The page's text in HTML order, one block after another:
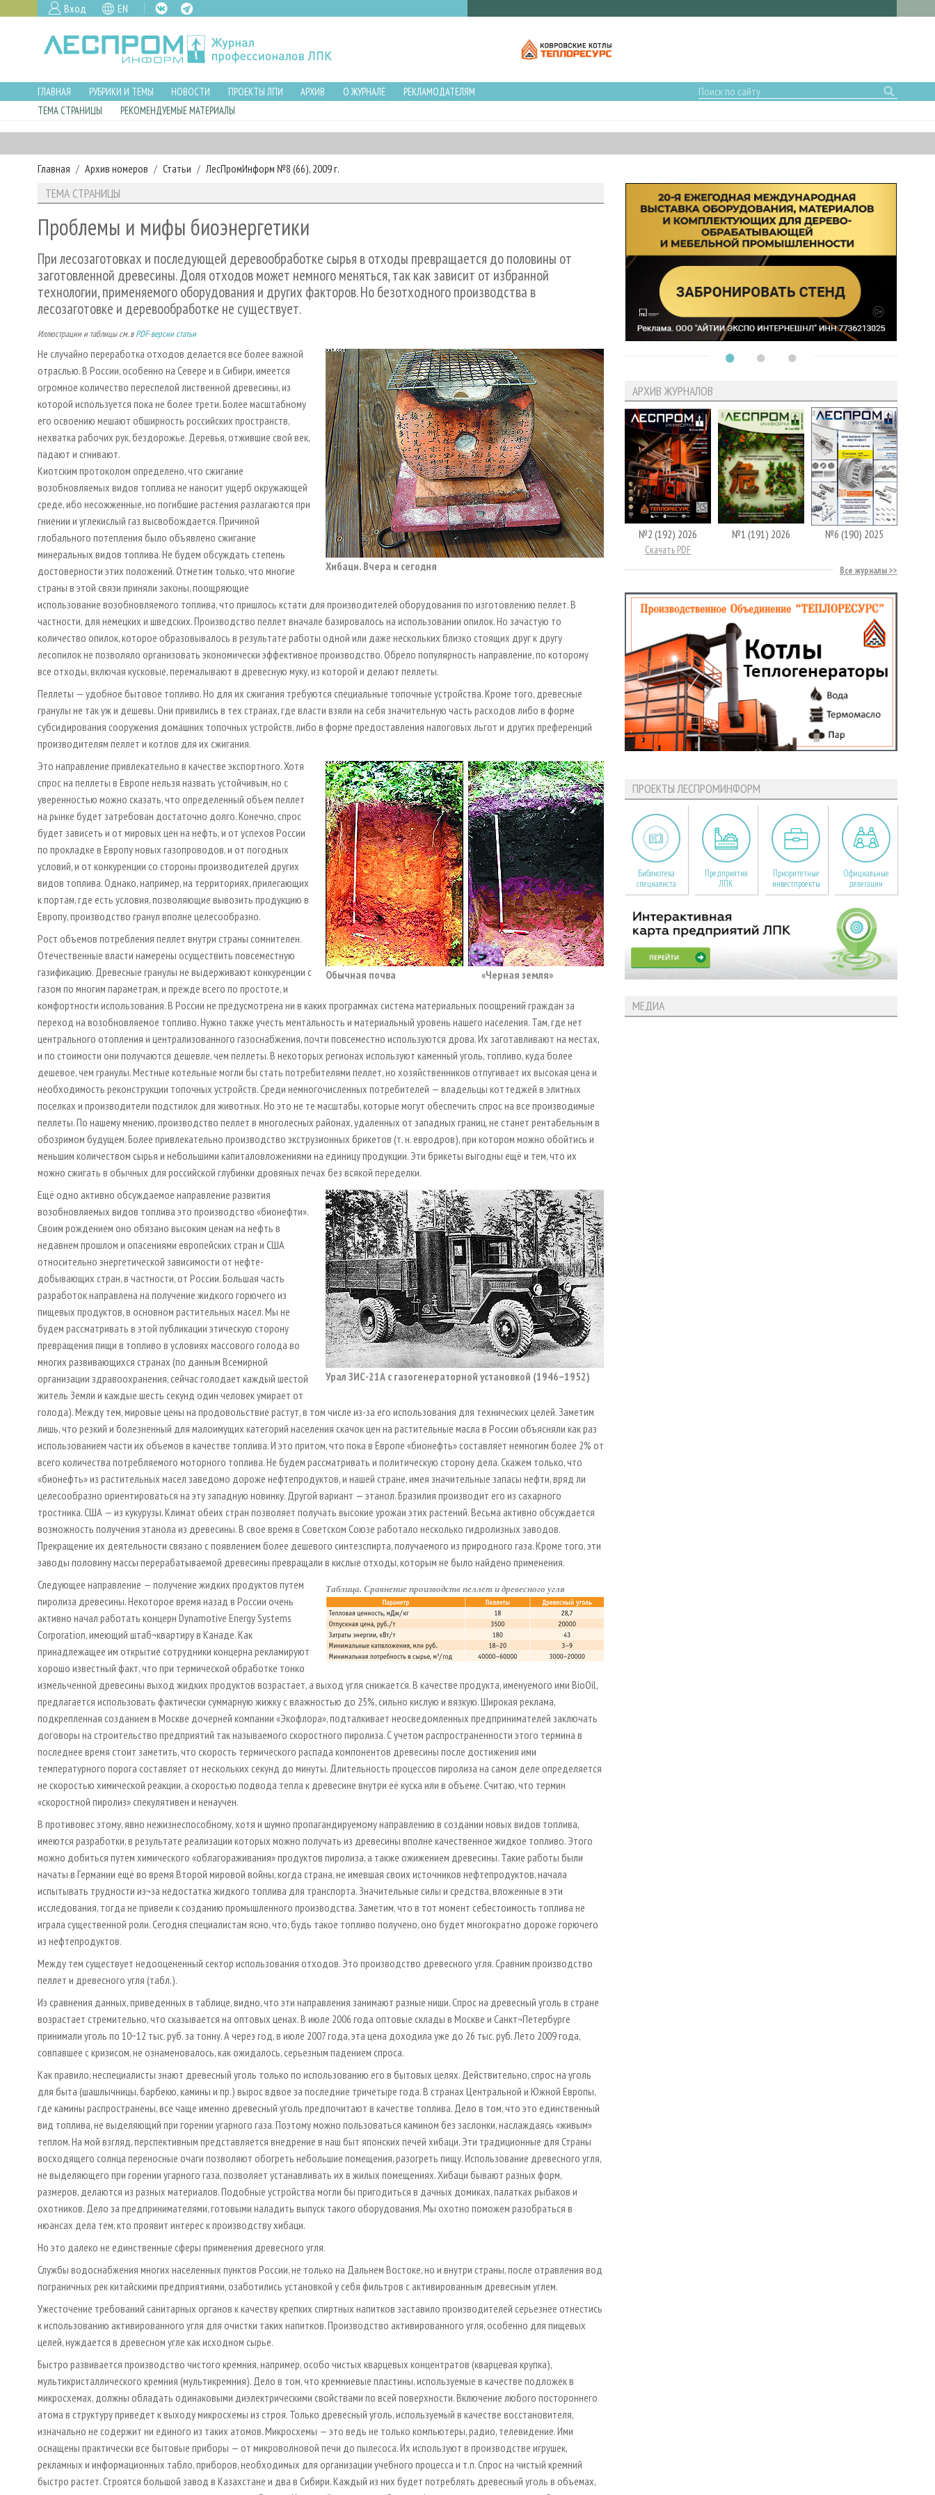
Вход EN
ГЛАВНАЯ РУБРИКИ И ТЕМЫ НОВОСТИ ПРОЕКТЫ ЛПИ АРХИВ О ЖУРНАЛЕ
РЕКЛАМОДАТЕЛЯМ
ТЕМА СТРАНИЦЫ
РЕКОМЕНДУЕМЫЕ МАТЕРИАЛЫ
Главная Архив номеров Статьи ЛесПромИнформ №8 (66), 2009 г.
ТЕМА СТРАНИЦЫ
Проблемы и мифы биоэнергетики
При лесозаготовках и последующей деревообработке сырья в отходы превращается до половины от
заготовленной древесины. Доля отходов может немного меняться, так как зависит от избранной
технологии, применяемого оборудования и других факторов. Но безотходного производства в
лесозаготовке и деревообработке не существует.
Иллюстрации и таблицы см. вPDF-версии статьи
Хибаци. Вчера и сегодня
Не случайно переработка отходов делается все более важной
отраслью. В России, особенно на Севере и в Сибири, имеется
огромное количество переспелой лиственной древесины, из
которой используется пока не более трети. Более масштабному
его освоению мешают обширность российских пространств,
нехватка рабочих рук, бездорожье. Деревья, отжившие свой век,
падают и сгнивают.
Киотским протоколом определено, что сжигание
возобновляемых видов топлива не наносит ущерб окружающей
среде, ибо несожженные, но погибшие растения разлагаются при
гниении и углекислый газ высвобождается. Причиной
глобального потепления было объявлено сжигание
минеральных видов топлива. Не будем обсуждать степень
достоверности этих положений. Отметим только, что многие
страны в этой связи приняли законы, поощряющие
использование возобновляемого топлива, что пришлось кстати для производителей оборудования по изготовлению пеллет. В
частности, для немецких и шведских. Производство пеллет вначале базировалось на использовании опилок. Но зачастую то
количество опилок, которое образовывалось в результате работы одной или даже нескольких близко стоящих друг к другу
лесопилок не позволяло организовать экономически эффективное производство. Обрело популярность направление, по которому
все отходы, включая кусковые, перемалывают в древесную муку, из которой и делают пеллеты.
Пеллеты — удобное бытовое топливо. Но для их сжигания требуются специальные топочные устройства. Кроме того, древесные
гранулы не так уж и дешевы. Они привились в тех странах, где власти взяли на себя значительную часть расходов либо в форме
субсидирования сооружения домашних топочных устройств, либо в форме предоставления налоговых льгот и других преференций
производителям пеллет и котлов для их сжигания.
Обычная почва «Черная земля»
Это направление привлекательно в качестве экспортного. Хотя
спрос на пеллеты в Европе нельзя назвать устойчивым, но с
уверенностью можно сказать, что определенный объем пеллет
на рынке будет затребован достаточно долго. Конечно, спрос
будет зависеть и от мировых цен на нефть, и от успехов России
по прокладке в Европу новых газопроводов, и от погодных
условий, и от конкуренции со стороны производителей других
видов топлива. Однако, например, на территориях, прилегающих
к портам, где есть условия, позволяющие вывозить продукцию в
Европу, производство гранул вполне целесообразно.
Рост объемов потребления пеллет внутри страны сомнителен.
Отечественные власти намерены осуществить повсеместную
газификацию. Древесные гранулы не выдерживают конкуренции с
газом по многим параметрам, и прежде всего по простоте, и
комфортности использования. В России не предусмотрена ни в каких программах система материальных поощрений граждан за
переход на возобновляемое топливо. Нужно также учесть ментальность и материальный уровень нашего населения. Там, где нет
центрального отопления и централизованного газоснабжения, почти повсеместно используются дрова. Их заготавливают на местах,
и по стоимости они получаются дешевле, чем пеллеты. В некоторых регионах используют каменный уголь, топливо, куда более
дешевое, чем гранулы. Местные котельные могли бы стать потребителями пеллет, но хозяйственников отпугивает их высокая цена и
необходимость реконструкции топочных устройств. Среди немногочисленных потребителей — владельцы коттеджей в элитных
поселках и производители подстилок для животных. Но это не те масштабы, которые могут обеспечить спрос на все производимые
пеллеты. По нашему мнению, производство пеллет в многолесных районах, удаленных от западных границ, не станет рентабельным в
обозримом будущем. Более привлекательно производство экструзионных брикетов (т. н. евродров), при котором можно обойтись и
меньшим количеством сырья и небольшими капиталовложениями на единицу продукции. Эти брикеты выгодны ещё и тем, что их
можно сжигать в обычных для российской глубинки дровяных печах без всякой переделки.
Урал ЗИС-21А с газогенераторной установкой (1946–1952)
Ещё одно активно обсуждаемое направление развития
возобновляемых видов топлива это производство «бионефти».
Своим рождением оно обязано высоким ценам на нефть в
недавнем прошлом и опасениями европейских стран и США
относительно энергетической зависимости от нефте­
добывающих стран, в частности, от России. Большая часть
разработок направлена на получение жидкого горючего из
пищевых продуктов, в основном растительных масел. Мы не
будем рассматривать в этой публикации этическую сторону
превращения пищи в топливо в условиях массового голода во
многих развивающихся странах (по данным Всемирной
организации здравоохранения, сейчас голодает каждый шестой
житель Земли и каждые шесть секунд один человек умирает от
голода). Между тем, мировые цены на продовольствие растут, в том числе из-за его использования для технических целей. Заметим
лишь, что резкий и болезненный для малоимущих категорий населения скачок цен на растительные масла в России объясняли как раз
использованием части их объемов в качестве топлива. И это притом, что пока в Европе «бионефть» составляет немногим более 2% от
всего количества потребляемого моторного топлива. Не будем рассматривать и политическую сторону дела. Скажем только, что
«бионефть» из растительных масел заведомо дороже нефтепродуктов, и нашей стране, имея значительные запасы нефти, вряд ли
целесообразно ориентироваться на эту западную новинку. Другой вариант — этанол. Бразилия производит его из сахарного
тростника. США — из кукурузы. Климат обеих стран позволяет получать высокие урожаи этих растений. Весьма активно обсуждается
возможность получения этанола из древесины. В свое время в Советском Союзе работало несколько гидролизных заводов.
Прекращение их деятельности связано с появлением более дешевого синтезспирта, получаемого из природного газа. Кроме того, эти
заводы половину массы перерабатываемой древесины превращали в кислые отходы, которым не было найдено применения.
Таблица. Сравнение производств пеллет и древесного угля
Следующее направление — получение жидких продуктов путем
пиролиза древесины. Некоторое время назад в России очень
активно начал работать концерн Dynamotive Energy Systems
Corporation, имеющий штаб¬квартиру в Канаде. Как
принадлежащее им открытие сотрудники концерна рекламируют
хорошо известный факт, что при термической обработке тонко
измельченной древесины выход жидких продуктов возрастает, а выход угля снижается. В качестве продукта, именуемого ими BioOil,
предлагается использовать фактически суммарную жижку с влажностью до 25%, сильно кислую и вязкую. Широкая реклама,
подкрепленная созданием в Москве дочерней компании «Экофлора», подталкивает неосведомленных предпринимателей заключать
договоры на строительство предприятий так называемого скоростного пиролиза. С учетом распространенности этого термина в
последнее время стоит заметить, что скорость термического распада компонентов древесины после достижения ими
температурного порога составляет от нескольких секунд до минуты. Длительность процессов пиролиза на самом деле определяется
не скоростью химической реакции, а скоростью подвода тепла к древесине внутри её куска или в объеме. Считаю, что термин
«скоростной пиролиз» спекулятивен и ненаучен.
В противовес этому, явно нежизнеспособному, хотя и шумно пропагандируемому направлению в создании новых видов топлива,
имеются разработки, в результате реализации которых можно получать из древесины вполне качественное жидкое топливо. Этого
можно добиться путем химического «облагораживания» продуктов пиролиза, а также ожижением древесины. Такие работы были
начаты в Германии ещё во время Второй мировой войны, когда страна, не имевшая своих источников нефтепродуктов, начала
испытывать трудности из¬за недостатка жидкого топлива для транспорта. Значительные силы и средства, вложенные в эти
исследования, тогда не привели к созданию промышленного производства. Заметим, что в тот момент себестоимость топлива не
играла существенной роли. Сегодня специалистам ясно, что, будь такое топливо получено, оно будет многократно дороже горючего
из нефтепродуктов.
Между тем существует недооцененный сектор использования отходов. Это производство древесного угля. Сравним производство
пеллет и древесного угля (табл.).
Из сравнения данных, приведенных в таблице, видно, что эти направления занимают разные ниши. Спрос на древесный уголь в стране
возрастает стремительно, что сказывается на оптовых ценах. В июле 2006 года оптовые склады в Москве и Санкт¬Петербурге
принимали уголь по 10−12 тыс. руб. за тонну. А через год, в июле 2007 года, эта цена доходила уже до 26 тыс. руб. Лето 2009 года,
совпавшее с кризисом, не ознаменовалось, как ожидалось, серьезным падением спроса.
Как правило, неспециалисты знают древесный уголь только по использованию его в бытовых целях. Действительно, спрос на уголь
для быта (шашлычницы, барбекю, камины и пр.) вырос вдвое за последние три­четыре года. В странах Центральной и Южной Европы,
где камины распространены, все чаще именно древесный уголь предпочитают в качестве топлива. Дело в том, что это единственный
вид топлива, не выделяющий при горении угарного газа. Поэтому можно пользоваться камином без заслонки, наслаждаясь «живым»
теплом. На мой взгляд, перспективным представляется внедрение в наш быт японских печей хибаци. Эти традиционные для Страны
восходящего солнца переносные очаги позволяют обогреть небольшие помещения, разогреть пищу. Использование древесного угля,
не выделяющего при горении угарного газа, позволяет устанавливать их в жилых помещениях. Хибаци бывают разных форм,
размеров, делаются из разных материалов. Подобные устройства могли бы пригодиться в дачных домиках, палатках рыбаков и
охотников. Дело за предпринимателями, готовыми наладить выпуск такого оборудования. Мы охотно поможем разобраться в
нюансах дела тем, кто проявит интерес к производству хибаци.
Но это далеко не единственные сферы применения древесного угля.
Службы водоснабжения многих населенных пунктов России, не только на Дальнем Востоке, но и внутри страны, после отравления вод
пограничных рек китайскими предприятиями, озаботились установкой у себя фильтров с активированным древесным углем.
Ужесточение требований санитарных органов к качеству крепких спиртных напитков заставило производителей серьезнее отнестись
к использованию активированного угля для очистки таких напитков. Производство активированного угля, особенно для пищевых
целей, нуждается в древесном угле как исходном сырье.
Быстро развивается производство чистого кремния, например, особо чистых кварцевых концентратов (кварцевая крупка),
мультикристаллического кремния (мультикремния). Дело в том, что кремниевые пластины, используемые в качестве подложек в
микросхемах, должны обладать одинаковыми диэлектрическими свойствами по всей поверхности. Включение любого постороннего
атома в структуру приведет к выходу микросхемы из строя. Только древесный уголь, используемый в качестве восстановителя,
изначально не содержит ни единого из таких атомов. Микросхемы — это ведь не только компьютеры, радио, телевидение. Ими
оснащены практически все бытовые приборы — от микроволновой печи до пылесоса. Их используют в производстве игрушек,
рекламных и информационных табло, приборов, необходимых для организации учебного процесса и т.п. Спрос на чистый кремний
быстро растет. Строятся большой завод в Казахстане и два в Сибири. Каждый из них будет потреблять древесный уголь в объемах,
АРХИВ ЖУРНАЛОВ
№2 (192) 2026
Скачать PDF
№1 (191) 2026 №6 (190) 2025
Все журналы
ПРОЕКТЫ ЛЕСПРОМИНФОРМ
Библиотека
специалиста
Предприятия
ЛПК
Приоритетные
инвестпроекты
Официальные
делегации
МЕДИА